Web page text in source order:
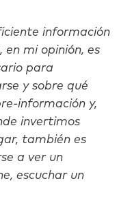
información
mi opinión, es
para
y sobre qué
información y,
invertimos
también es
a ver un
escuchar un